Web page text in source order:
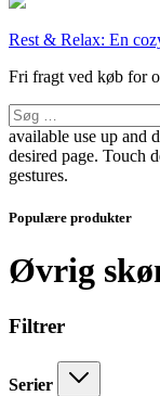
Rest & Relax: En
Fri fragt ved køb for
Søg
efter:
available use up and
desired page. Touch
gestures.
Populære produkter
Øvrig
Filtrer
Serier